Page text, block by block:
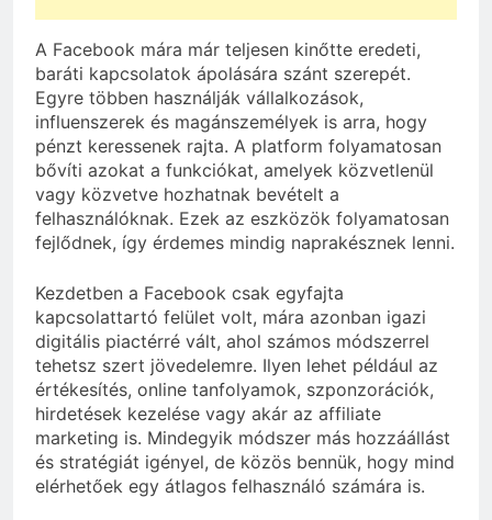
A Facebook mára már teljesen kinőtte eredeti,
baráti kapcsolatok ápolására szánt szerepét.
Egyre többen használják vállalkozások,
influenszerek és magánszemélyek is arra, hogy
pénzt keressenek rajta. A platform folyamatosan
bővíti azokat a funkciókat, amelyek közvetlenül
vagy közvetve hozhatnak bevételt a
felhasználóknak. Ezek az eszközök folyamatosan
fejlődnek, így érdemes mindig naprakésznek lenni.
Kezdetben a Facebook csak egyfajta
kapcsolattartó felület volt, mára azonban igazi
digitális piactérré vált, ahol számos módszerrel
tehetsz szert jövedelemre. Ilyen lehet például az
értékesítés, online tanfolyamok, szponzorációk,
hirdetések kezelése vagy akár az affiliate
marketing is. Mindegyik módszer más hozzáállást
és stratégiát igényel, de közös bennük, hogy mind
elérhetőek egy átlagos felhasználó számára is.